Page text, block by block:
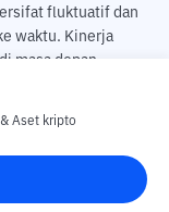
fluktuatif dan
waktu. Kinerja
masa depan.
membeli dan
tidak
dari nilai tukar Aset
Aset kripto